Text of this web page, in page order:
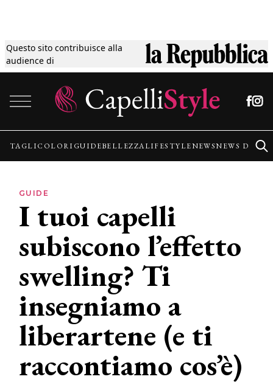
Questo sito contribuisce alla
audience di
Tagli
Colori
Guide
Lifestyle
News
News
dalle
aziende
TAGLICOLORI GUIDEBELLEZZALIFESTYLENEWSNEWS
GUIDE
I tuoi capelli
subiscono l’effetto
swelling? Ti
insegniamo a
liberartene (e ti
raccontiamo cos’è)